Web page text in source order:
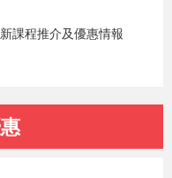
課程推介及優惠情報